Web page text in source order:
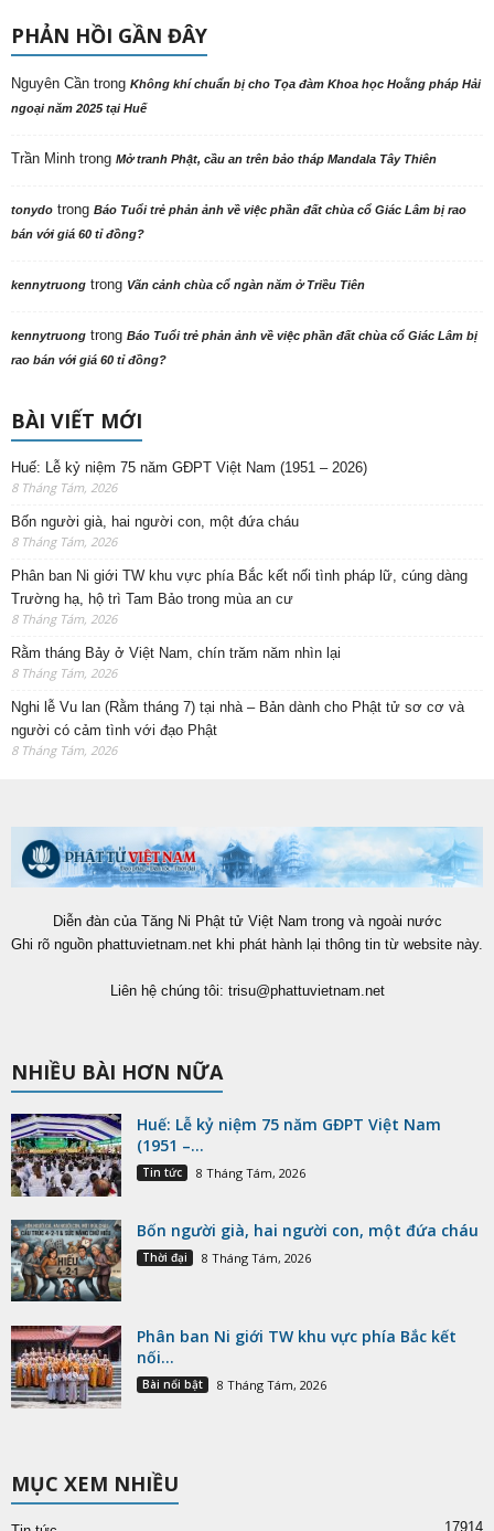
PHẢN HỒI GẦN ĐÂY
Nguyên Cần trong Không khí chuẩn bị cho Tọa đàm Khoa học Hoằng pháp Hải
ngoại năm 2025 tại Huế
Trần Minh trong Mở tranh Phật, cầu an trên bảo tháp Mandala Tây Thiên
tonydo trong Báo Tuổi trẻ phản ảnh về việc phần đất chùa cổ Giác Lâm bị rao
bán với giá 60 tỉ đồng?
kennytruong trong Vãn cảnh chùa cổ ngàn năm ở Triều Tiên
kennytruong trong Báo Tuổi trẻ phản ảnh về việc phần đất chùa cổ Giác Lâm bị
rao bán với giá 60 tỉ đồng?
BÀI VIẾT MỚI
Huế: Lễ kỷ niệm 75 năm GĐPT Việt Nam (1951 – 2026)
8 Tháng Tám, 2026
Bốn người già, hai người con, một đứa cháu
8 Tháng Tám, 2026
Phân ban Ni giới TW khu vực phía Bắc kết nối tình pháp lữ, cúng dàng
Trường hạ, hộ trì Tam Bảo trong mùa an cư
8 Tháng Tám, 2026
Rằm tháng Bảy ở Việt Nam, chín trăm năm nhìn lại
8 Tháng Tám, 2026
Nghi lễ Vu lan (Rằm tháng 7) tại nhà – Bản dành cho Phật tử sơ cơ và
người có cảm tình với đạo Phật
8 Tháng Tám, 2026
Diễn đàn của Tăng Ni Phật tử Việt Nam trong và ngoài nước
Ghi rõ nguồn phattuvietnam.net khi phát hành lại thông tin từ website này.
Liên hệ chúng tôi: trisu@phattuvietnam.net
NHIỀU BÀI HƠN NỮA
Huế: Lễ kỷ niệm 75 năm GĐPT Việt Nam
(1951 –...
Tin tức 8 Tháng Tám, 2026
Bốn người già, hai người con, một đứa cháu
Thời đại 8 Tháng Tám, 2026
Phân ban Ni giới TW khu vực phía Bắc kết
nối...
Bài nổi bật 8 Tháng Tám, 2026
MỤC XEM NHIỀU
17914